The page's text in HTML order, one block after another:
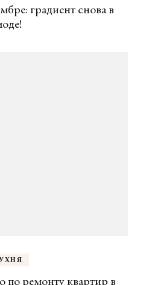
градиент снова в
по ремонту квартир в